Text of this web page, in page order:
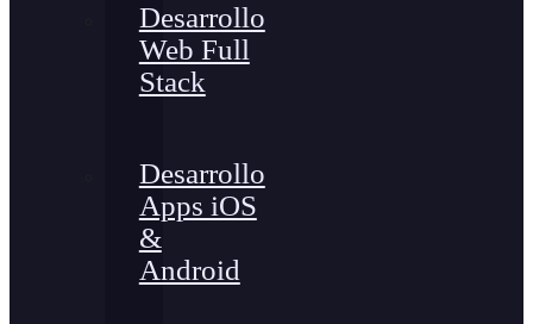
Desarrollo
Web Full
Stack
Desarrollo
Apps iOS
&
Android